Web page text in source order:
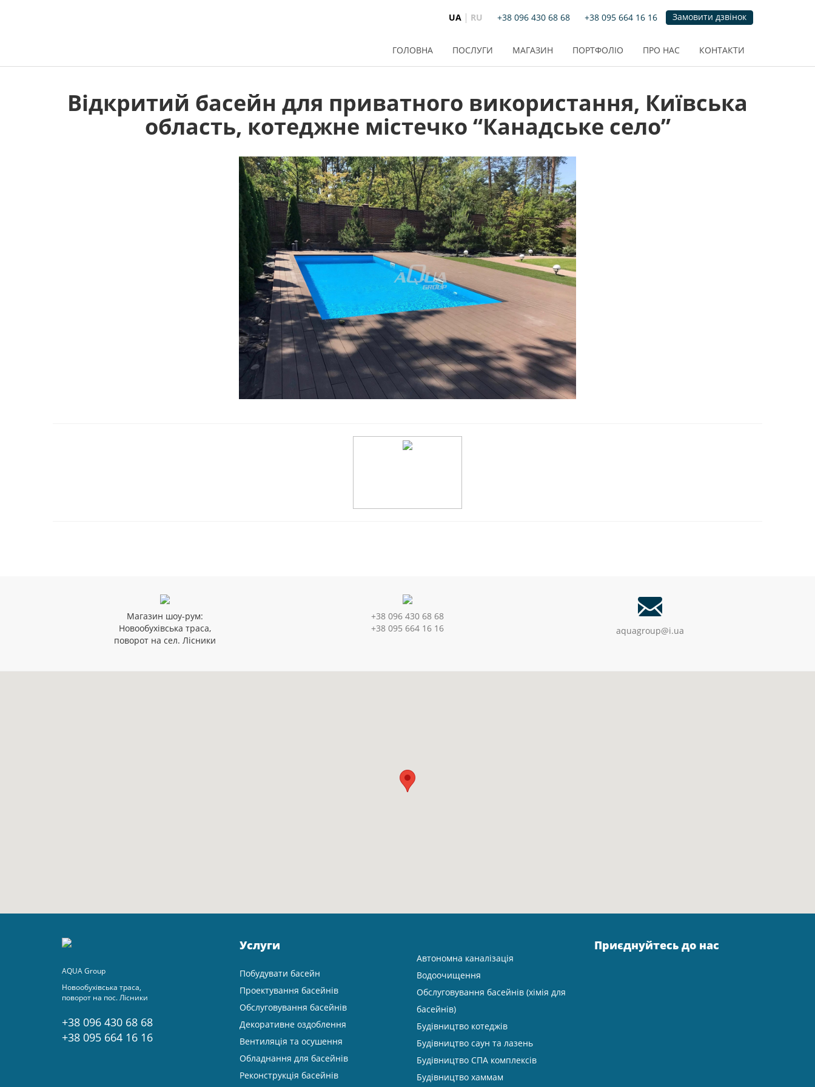
UA RU +38 096 430 68 68 +38 095 664 16 16 Замовити дзвінок
ГОЛОВНА ПОСЛУГИ МАГАЗИН ПОРТФОЛІО ПРО НАС КОНТАКТИ
Відкритий басейн для приватного використання, Київська
область, котеджне містечко “Канадське село”
Магазин шоу-рум:
Новообухівська траса,
поворот на сел. Лісники
+38 096 430 68 68
+38 095 664 16 16
aquagroup@i.ua
AQUA Group
Новообухівська траса,
поворот на пос. Лісники
+38 096 430 68 68
+38 095 664 16 16
Услуги
Побудувати басейн
Проектування басейнів
Обслуговування басейнів
Декоративне оздоблення
Вентиляція та осушення
Обладнання для басейнів
Реконструкція басейнів
Автономна каналізація
Водоочищення
Обслуговування басейнів (хімія для
басейнів)
Будівництво котеджів
Будівництво саун та лазень
Будівництво СПА комплексів
Будівництво хаммам
Приєднуйтесь до нас